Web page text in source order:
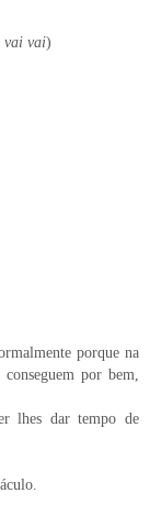
vai vai)
porque na
por bem,
lhes dar tempo de